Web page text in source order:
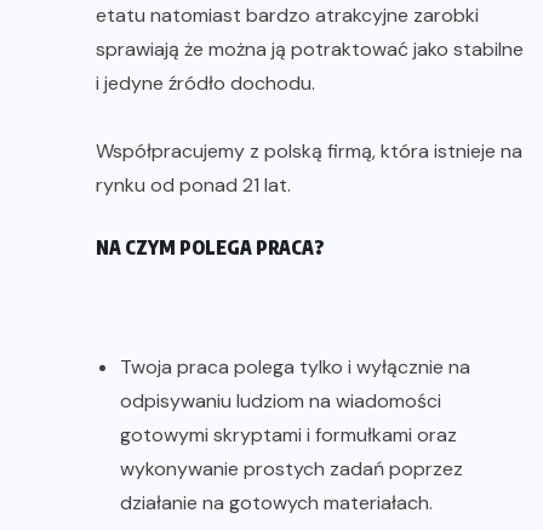
etatu natomiast bardzo atrakcyjne zarobki
sprawiają że można ją potraktować jako stabilne
i jedyne źródło dochodu.
Współpracujemy z polską firmą, która istnieje na
rynku od ponad 21 lat.
NA CZYM POLEGA PRACA?
Twoja praca polega tylko i wyłącznie na
odpisywaniu ludziom na wiadomości
gotowymi skryptami i formułkami oraz
wykonywanie prostych zadań poprzez
działanie na gotowych materiałach.